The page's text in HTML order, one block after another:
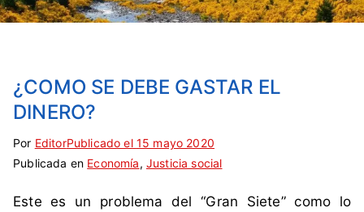
¿COMO SE DEBE GASTAR EL
DINERO?
Por EditorPublicado el 15 mayo 2020
Publicada en Economía, Justicia social
E
t
q
S
i
c
Este es un problema del “Gran Siete” como lo